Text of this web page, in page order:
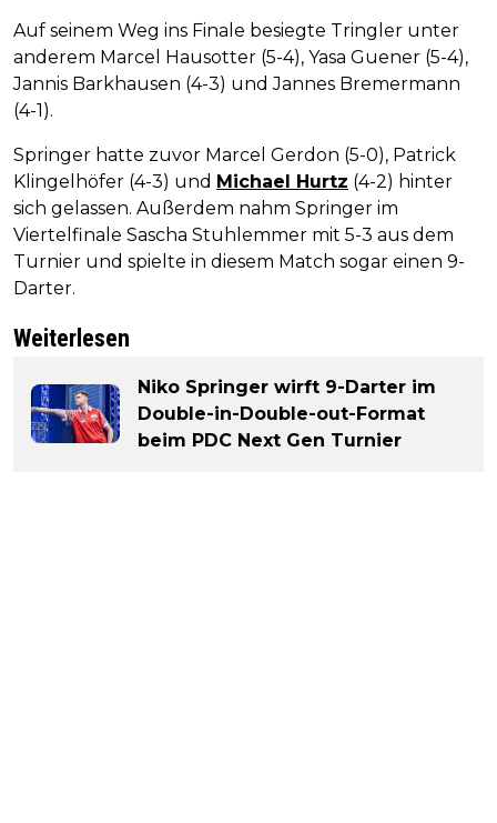
Auf seinem Weg ins Finale besiegte Tringler unter
anderem Marcel Hausotter (5-4), Yasa Guener (5-4),
Jannis Barkhausen (4-3) und Jannes Bremermann
(4-1).
Springer hatte zuvor Marcel Gerdon (5-0), Patrick
Klingelhöfer (4-3) und Michael Hurtz (4-2) hinter
sich gelassen. Außerdem nahm Springer im
Viertelfinale Sascha Stuhlemmer mit 5-3 aus dem
Turnier und spielte in diesem Match sogar einen 9-
Darter.
Weiterlesen
Niko Springer wirft 9-Darter im
Double-in-Double-out-Format
beim PDC Next Gen Turnier